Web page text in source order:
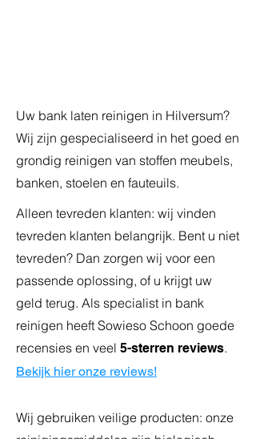
Uw bank laten reinigen in Hilversum?
Wij zijn gespecialiseerd in het goed en
grondig reinigen van stoffen meubels,
banken, stoelen en fauteuils.
Alleen tevreden klanten: wij vinden
tevreden klanten belangrijk. Bent u niet
tevreden? Dan zorgen wij voor een
passende oplossing, of u krijgt uw
geld terug. Als specialist in bank
reinigen heeft Sowieso Schoon goede
recensies en veel 5-sterren reviews.
Bekijk hier onze reviews!
Wij gebruiken veilige producten: onze